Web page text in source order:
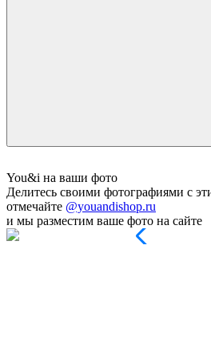
You&i на ваши фото
Делитесь своими фотографиями с
отмечайте @youandishop.ru
и мы разместим ваше фото на сайте